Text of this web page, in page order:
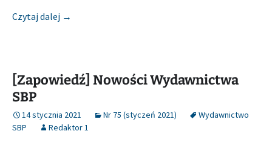
Czytaj dalej [Relacja] MIEJSKA I POWIATOWA BIBLIOTEKA
→
[Zapowiedź] Nowości Wydawnictwa
SBP
14 stycznia 2021 Nr 75 (styczeń 2021)
Wydawnictwo
SBP
Redaktor 1